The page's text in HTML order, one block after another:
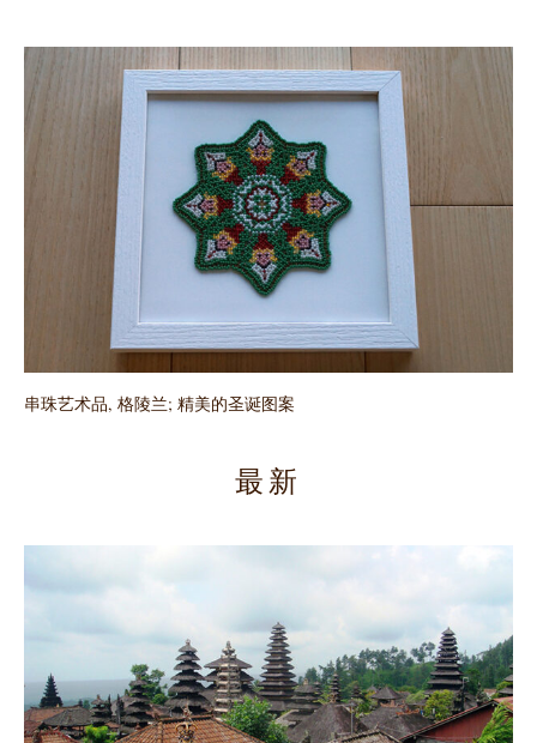
串珠艺术品, 格陵兰; 精美的圣诞图案
最新